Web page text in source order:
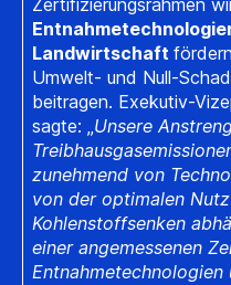
Landwirtschaft
Umwelt- und Null-
beitragen. Exekutiv-
sagte: „ Unsere
zunehmend von
von der optimalen
Kohlenstoffsenken
einer angemessenen